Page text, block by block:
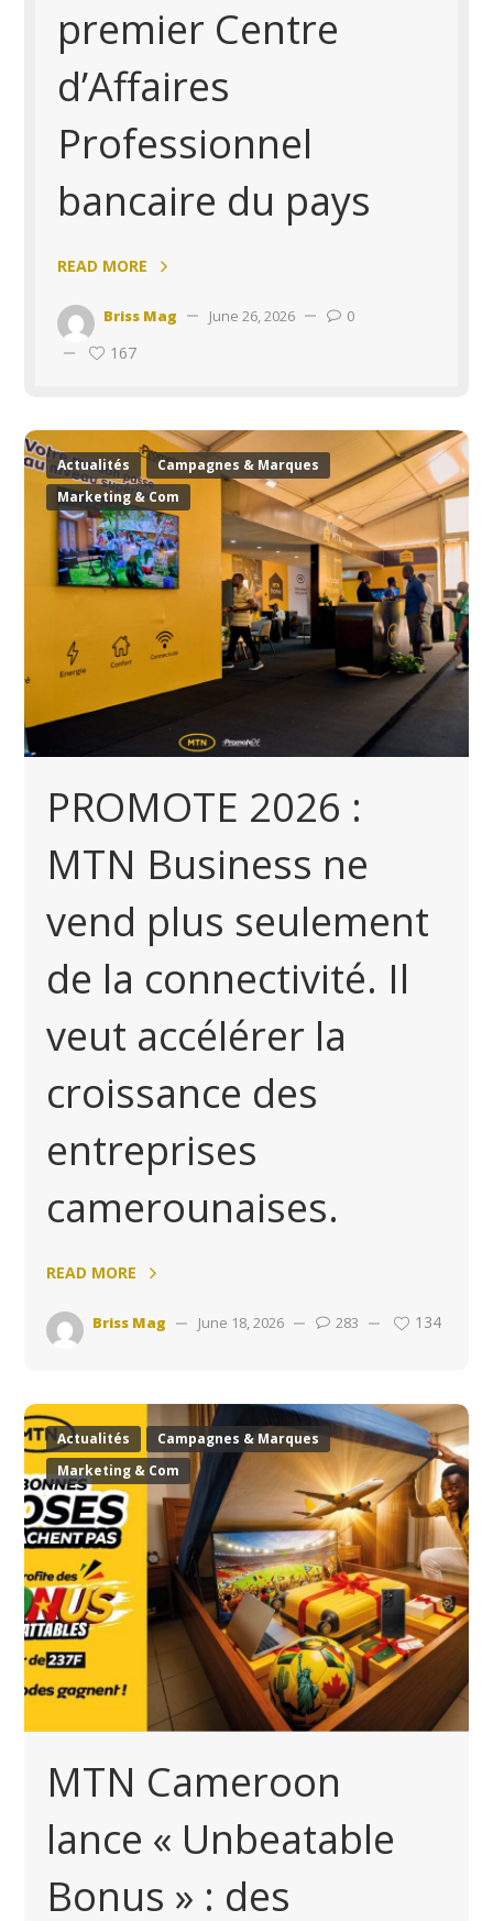
premier Centre
d’Affaires
Professionnel
bancaire du pays
READ MORE
Briss Mag June 26, 2026 0
167
Actualités
Campagnes & Marques
Marketing & Com
PROMOTE 2026 :
MTN Business ne
vend plus seulement
de la connectivité. Il
veut accélérer la
croissance des
entreprises
camerounaises.
READ MORE
Briss Mag June 18, 2026 283 134
Actualités
Campagnes & Marques
Marketing & Com
MTN Cameroon
lance « Unbeatable
Bonus » : des